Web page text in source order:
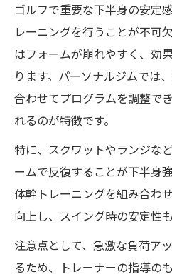
ゴルフで重要な下半身の安定
レーニングを行うことが不可
はフォームが崩れやすく、効
ります。パーソナルジムでは
合わせてプログラムを調整で
れるのが特徴です。
特に、スクワットやランジな
ームで反復することが下半身
体幹トレーニングを組み合わ
向上し、スイング時の安定性
注意点として、急激な負荷ア
るため、トレーナーの指導の